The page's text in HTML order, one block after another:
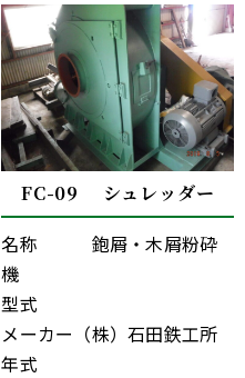
FC-09 シュレッダー
名称 鉋屑・木屑粉砕
機
型式
メーカー（株）石田鉄工所
年式